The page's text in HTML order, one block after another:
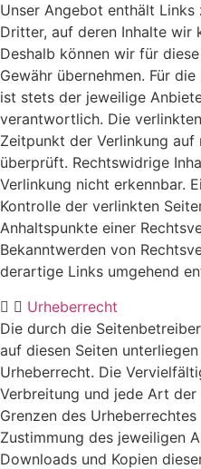
Unser Angebot enthält Links
Dritter, auf deren Inhalte wir
Deshalb können wir für
Gewähr übernehmen. Für
ist stets der jeweilige
verantwortlich. Die
Zeitpunkt der Verlinkung
überprüft. Rechtswidrige
Verlinkung nicht erkennbar.
Kontrolle der verlinkten
Anhaltspunkte einer
Bekanntwerden von
derartige Links umgehend
Urheberrecht
Die durch die
auf diesen Seiten
Urheberrecht. Die
Verbreitung und jede Art
Grenzen des
Zustimmung des jeweiligen
Downloads und Kopien